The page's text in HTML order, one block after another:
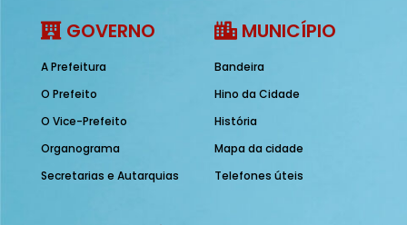
GOVERNO
A Prefeitura
O Prefeito
O Vice-Prefeito
Organograma
Secretarias e Autarquias
MUNICÍPIO
Bandeira
Hino da Cidade
História
Mapa da cidade
Telefones úteis